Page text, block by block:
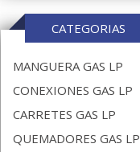
CATEGORIAS
MANGUERA GAS LP
CONEXIONES GAS LP
CARRETES GAS LP
QUEMADORES GAS LP